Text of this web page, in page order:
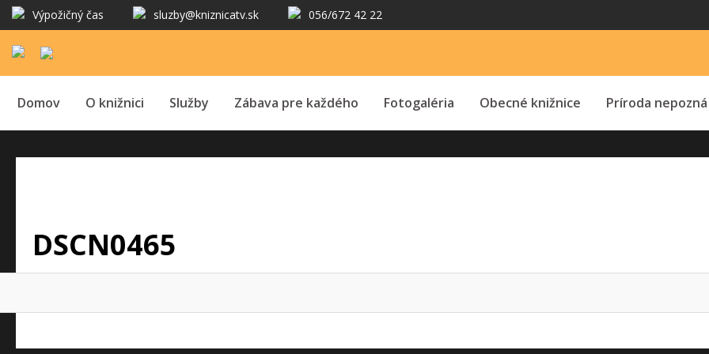
Výpožičný čas sluzby@kniznicatv.sk 056/672 42 22
Domov O knižnici Služby Zábava pre každého Fotogaléria Obecné knižnice Príroda
DSCN0465